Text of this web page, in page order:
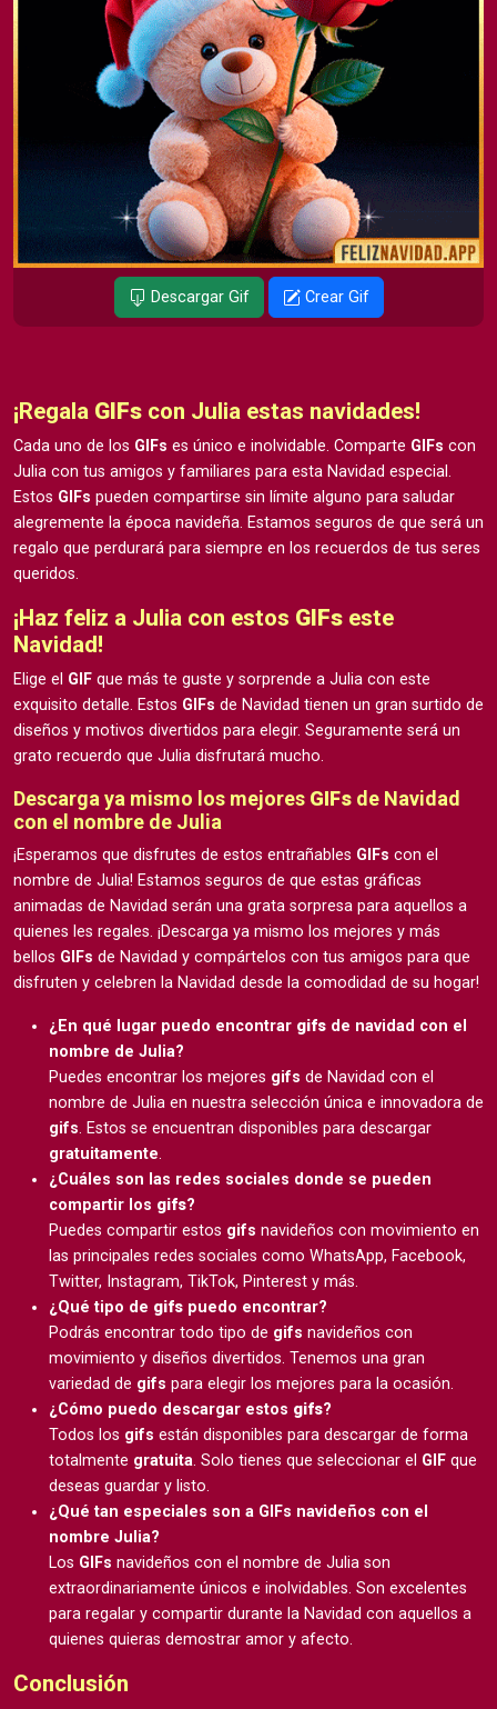
Descargar Gif Crear Gif
¡Regala GIFs con Julia estas navidades!
Cada uno de los GIFs es único e inolvidable. Comparte GIFs con
Julia con tus amigos y familiares para esta Navidad especial.
Estos GIFs pueden compartirse sin límite alguno para saludar
alegremente la época navideña. Estamos seguros de que será un
regalo que perdurará para siempre en los recuerdos de tus seres
queridos.
¡Haz feliz a Julia con estos GIFs este
Navidad!
Elige el GIF que más te guste y sorprende a Julia con este
exquisito detalle. Estos GIFs de Navidad tienen un gran surtido de
diseños y motivos divertidos para elegir. Seguramente será un
grato recuerdo que Julia disfrutará mucho.
Descarga ya mismo los mejores GIFs de Navidad
con el nombre de Julia
¡Esperamos que disfrutes de estos entrañables GIFs con el
nombre de Julia! Estamos seguros de que estas gráficas
animadas de Navidad serán una grata sorpresa para aquellos a
quienes les regales. ¡Descarga ya mismo los mejores y más
bellos GIFs de Navidad y compártelos con tus amigos para que
disfruten y celebren la Navidad desde la comodidad de su hogar!
¿En qué lugar puedo encontrar gifs de navidad con el
nombre de Julia?
Puedes encontrar los mejores gifs de Navidad con el
nombre de Julia en nuestra selección única e innovadora de
gifs. Estos se encuentran disponibles para descargar
gratuitamente.
¿Cuáles son las redes sociales donde se pueden
compartir los gifs?
Puedes compartir estos gifs navideños con movimiento en
las principales redes sociales como WhatsApp, Facebook,
Twitter, Instagram, TikTok, Pinterest y más.
¿Qué tipo de gifs puedo encontrar?
Podrás encontrar todo tipo de gifs navideños con
movimiento y diseños divertidos. Tenemos una gran
variedad de gifs para elegir los mejores para la ocasión.
¿Cómo puedo descargar estos gifs?
Todos los gifs están disponibles para descargar de forma
totalmente gratuita. Solo tienes que seleccionar el GIF que
deseas guardar y listo.
¿Qué tan especiales son a GIFs navideños con el
nombre Julia?
Los GIFs navideños con el nombre de Julia son
extraordinariamente únicos e inolvidables. Son excelentes
para regalar y compartir durante la Navidad con aquellos a
quienes quieras demostrar amor y afecto.
Conclusión